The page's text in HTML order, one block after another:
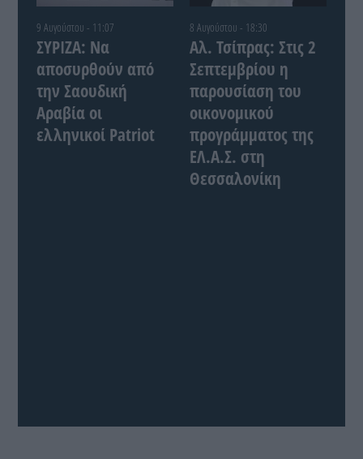
9 Αυγούστου - 11:07
ΣΥΡΙΖΑ: Να
αποσυρθούν από
την Σαουδική
Αραβία οι
ελληνικοί Patriot
8 Αυγούστου - 18:30
Αλ. Τσίπρας: Στις 2
Σεπτεμβρίου η
παρουσίαση του
οικονομικού
προγράμματος της
ΕΛ.Α.Σ. στη
Θεσσαλονίκη